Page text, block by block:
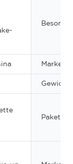
Gewicht:
Paket: